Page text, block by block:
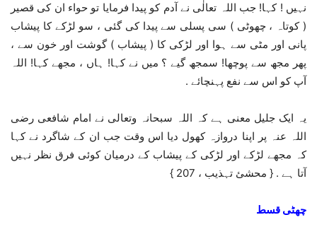
نہیں ! کہا! جب اللہ تعالٰی نے آدم کو پیدا فرمایا تو حواء ان کی قصیر
( کوتاہ ، چھوٹی ) سی پسلی سے پیدا کی گئی ، سو لڑکے کا پیشاب
پانی اور مٹی سے ہوا اور لڑکی کا ( پیشاب ) گوشت اور خون سے ،
پھر مجھ سے پوچھا! سمجھ گیے ؟ میں نے کہا! ہاں ، مجھے کہا! اللہ
آپ کو اس سے نفع پہنچائے .
یہ ایک جلیل معنی ہے کہ اللہ سبحانہ وتعالی نے امام شافعی رضی
اللہ عنہ پر اپنا دروازہ کھول دیا اس وقت جب ان کے شاگرد نے کہا
کہ مجھے لڑکے اور لڑکی کے پیشاب کے درمیان کوئی فرق نظر نہیں
آتا ہے . { محشئ تہذیب ، 207 }
چھٹی قسط